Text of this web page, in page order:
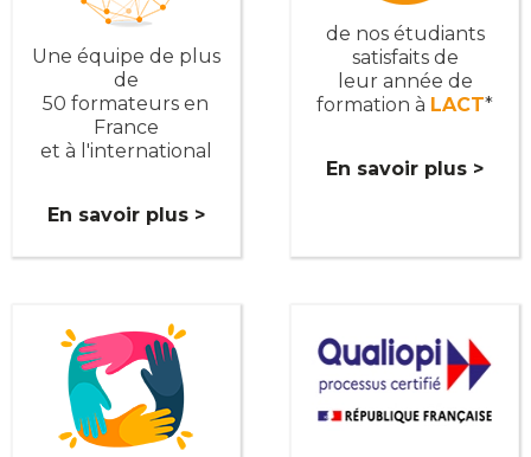
Une équipe de plus
de
50 formateurs en
France
et à l'international
En savoir plus >
de nos étudiants
satisfaits de
leur année de
formation à LACT*
En savoir plus >